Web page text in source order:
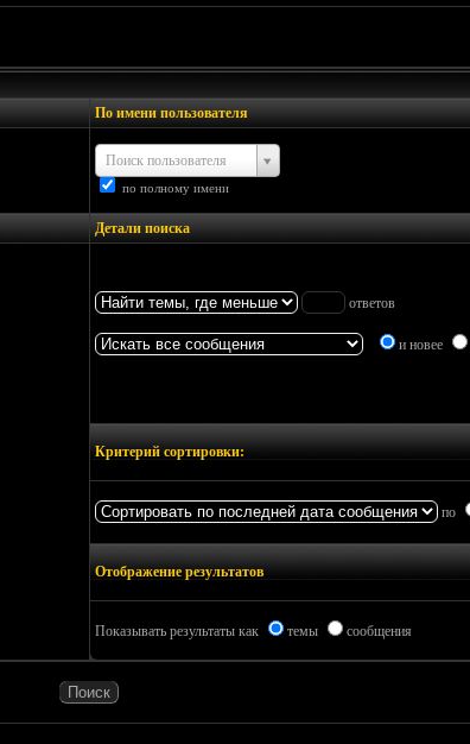
По имени пользователя
Поиск пользователя
по полному имени
Детали поиска
ответов
и новее
Критерий сортировки:
по
Отображение результатов
Показывать результаты как темы сообщения